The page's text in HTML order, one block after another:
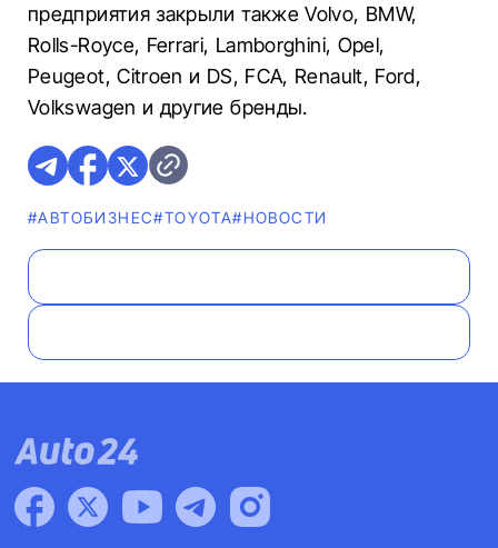
предприятия закрыли также Volvo, BMW,
Rolls-Royce, Ferrari, Lamborghini, Opel,
Peugeot, Citroen и DS, FCA, Renault, Ford,
Volkswagen и другие бренды.
#AВТОБИЗНЕС#TOYOTA#НОВОСТИ